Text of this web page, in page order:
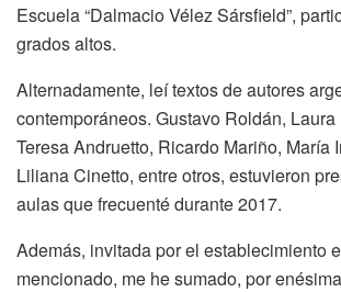
Escuela “Dalmacio Vélez Sársfield”,
grados altos.
Alternadamente, leí textos de autores
contemporáneos. Gustavo Roldán,
Teresa Andruetto, Ricardo Mariño, María
Liliana Cinetto, entre otros, estuvieron
aulas que frecuenté durante 2017.
Además, invitada por el establecimiento
mencionado, me he sumado, por